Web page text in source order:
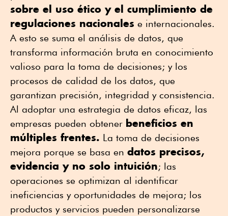
sobre el uso ético y el cumplimiento de
regulaciones nacionales e internacionales.
A esto se suma el análisis de datos, que
transforma información bruta en conocimiento
valioso para la toma de decisiones; y los
procesos de calidad de los datos, que
garantizan precisión, integridad y consistencia.
Al adoptar una estrategia de datos eficaz, las
empresas pueden obtener beneficios en
múltiples frentes. La toma de decisiones
mejora porque se basa en datos precisos,
evidencia y no solo intuición; las
operaciones se optimizan al identificar
ineficiencias y oportunidades de mejora; los
productos y servicios pueden personalizarse